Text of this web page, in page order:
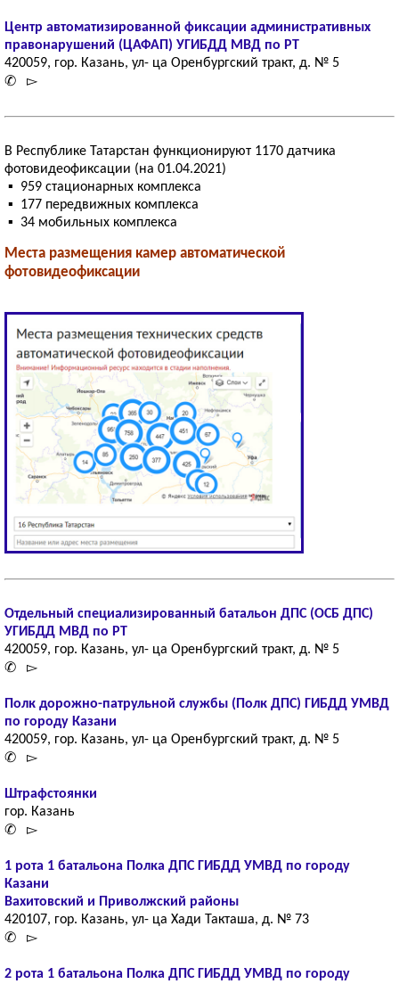
Центр автоматизированной фиксации административных
правонарушений (ЦАФАП) УГИБДД МВД по РТ
420059, гор. Казань, ул- ца Оренбургский тракт, д. № 5
✆ ▻
В Республике Татарстан функционируют 1170 датчика
фотовидеофиксации (на 01.04.2021)
▪ 959 стационарных комплекса
▪ 177 передвижных комплекса
▪ 34 мобильных комплекса
Места размещения камер автоматической
фотовидеофиксации
Отдельный специализированный батальон ДПС (ОСБ ДПС)
УГИБДД МВД по РТ
420059, гор. Казань, ул- ца Оренбургский тракт, д. № 5
✆ ▻
Полк дорожно-патрульной службы (Полк ДПС) ГИБДД УМВД
по городу Казани
420059, гор. Казань, ул- ца Оренбургский тракт, д. № 5
✆ ▻
Штрафстоянки
гор. Казань
✆ ▻
1 рота 1 батальона Полка ДПС ГИБДД УМВД по городу
Казани
Вахитовский и Приволжский районы
420107, гор. Казань, ул- ца Хади Такташа, д. № 73
✆ ▻
2 рота 1 батальона Полка ДПС ГИБДД УМВД по городу